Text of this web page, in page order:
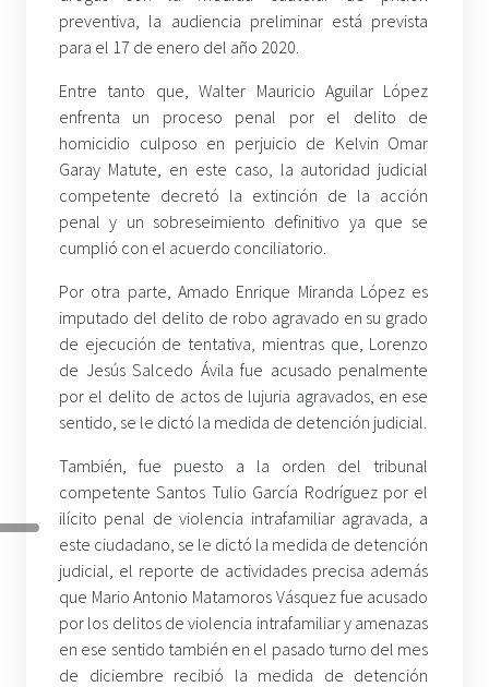
preventiva, la audiencia preliminar está prevista
para el 17 de enero del año 2020.
Entre tanto que, Walter Mauricio Aguilar López
enfrenta un proceso penal por el delito de
homicidio culposo en perjuicio de Kelvin Omar
Garay Matute, en este caso, la autoridad judicial
competente decretó la extinción de la acción
penal y un sobreseimiento definitivo ya que se
cumplió con el acuerdo conciliatorio.
Por otra parte, Amado Enrique Miranda López es
imputado del delito de robo agravado en su grado
de ejecución de tentativa, mientras que, Lorenzo
de Jesús Salcedo Ávila fue acusado penalmente
por el delito de actos de lujuria agravados, en ese
sentido, se le dictó la medida de detención judicial.
También, fue puesto a la orden del tribunal
competente Santos Tulio García Rodríguez por el
ilícito penal de violencia intrafamiliar agravada, a
este ciudadano, se le dictó la medida de detención
judicial, el reporte de actividades precisa además
que Mario Antonio Matamoros Vásquez fue acusado
por los delitos de violencia intrafamiliar y amenazas
en ese sentido también en el pasado turno del mes
de diciembre recibió la medida de detención